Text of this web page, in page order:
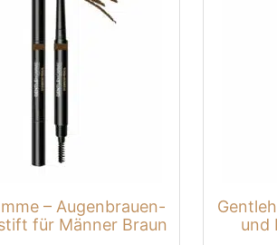
– Augenbrauen-
für Männer Braun
und